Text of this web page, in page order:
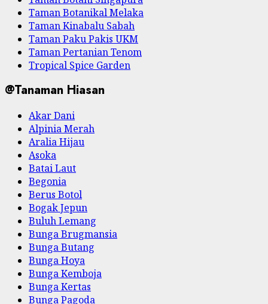
Taman Botanikal Melaka
Taman Kinabalu Sabah
Taman Paku Pakis UKM
Taman Pertanian Tenom
Tropical Spice Garden
@Tanaman Hiasan
Akar Dani
Alpinia Merah
Aralia Hijau
Asoka
Batai Laut
Begonia
Berus Botol
Bogak Jepun
Buluh Lemang
Bunga Brugmansia
Bunga Butang
Bunga Hoya
Bunga Kemboja
Bunga Kertas
Bunga Pagoda